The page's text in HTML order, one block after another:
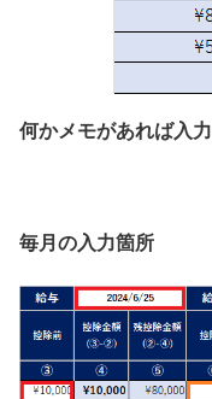
何かメモがあれば入力
毎月の入力箇所